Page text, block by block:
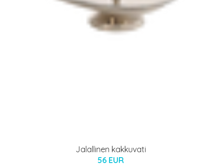
Jalallinen kakkuvati
56 EUR